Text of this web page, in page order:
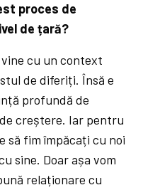
proces de
de țară?
cu un context
de diferiți. Însă e
profundă de
creștere. Iar pentru
să fim împăcați cu noi
sine. Doar așa vom
relaționare cu